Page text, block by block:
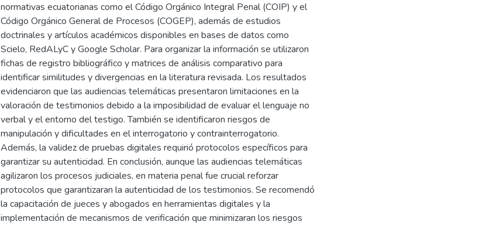
normativas ecuatorianas como el Código Orgánico Integral Penal (COIP) y el
Código Orgánico General de Procesos (COGEP), además de estudios
doctrinales y artículos académicos disponibles en bases de datos como
Scielo, RedALyC y Google Scholar. Para organizar la información se utilizaron
fichas de registro bibliográfico y matrices de análisis comparativo para
identificar similitudes y divergencias en la literatura revisada. Los resultados
evidenciaron que las audiencias telemáticas presentaron limitaciones en la
valoración de testimonios debido a la imposibilidad de evaluar el lenguaje no
verbal y el entorno del testigo. También se identificaron riesgos de
manipulación y dificultades en el interrogatorio y contrainterrogatorio.
Además, la validez de pruebas digitales requirió protocolos específicos para
garantizar su autenticidad. En conclusión, aunque las audiencias telemáticas
agilizaron los procesos judiciales, en materia penal fue crucial reforzar
protocolos que garantizaran la autenticidad de los testimonios. Se recomendó
la capacitación de jueces y abogados en herramientas digitales y la
implementación de mecanismos de verificación que minimizaran los riesgos